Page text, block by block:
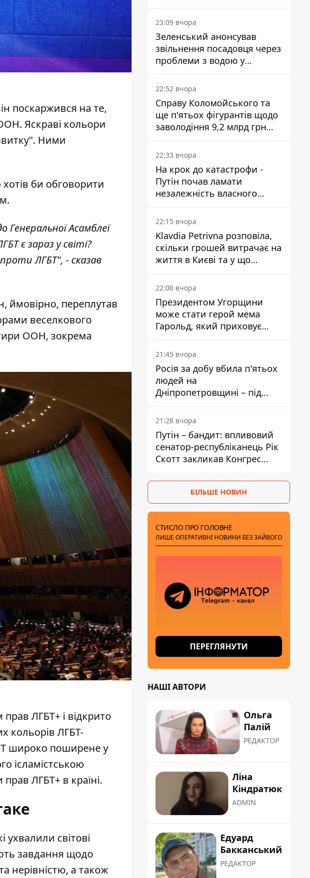
поскаржився на те,
. Яскраві кольори
Ними
би обговорити
Асамблеї
є зараз у світі?
ЛГБТ", - сказав
ймовірно, переплутав
веселкового
ООН, зокрема
ЛГБТ+ і відкрито
кольорів ЛГБТ-
широко поширене у
ісламістською
ЛГБТ+ в країні.
ухвалили світові
завдання щодо
нерівністю, а також
субсидії з рахунку в
Ощадбанку - яким було
рішення
23:09 вчора
Зеленський анонсував
звільнення посадовця через
проблеми з водою у
Марганці
22:52 вчора
Справу Коломойського та
ще п'ятьох фігурантів щодо
заволодіння 9,2 млрд грн
ПриватБанку скерували до
суду
22:33 вчора
На крок до катастрофи -
Путін почав ламати
незалежність власного
Центробанку, змусивши
знизити базову ставку
22:15 вчора
Klavdia Petrivna розповіла,
скільки грошей витрачає на
життя в Києві та у що
вкладає мільйони
22:00 вчора
Президентом Угорщини
може стати герой мема
Гарольд, який приховує
біль – він очолив народне
голосування
21:45 вчора
Росія за добу вбила п'ятьох
людей на
Дніпропетровщині – під
ударами опинилися п'ять
районів області
21:28 вчора
Путін – бандит: впливовий
сенатор-республіканець Рік
Скотт закликав Конгрес
відповідальності за війну в
БІЛЬШЕ НОВИН
СТИСЛО ПРО ГОЛОВНЕ
ЛИШЕ ОПЕРАТИВНІ НОВИНИ БЕЗ ЗАЙВОГО
ПЕРЕГЛЯНУТИ
НАШІ АВТОРИ
Ольга
Палій
РЕДАКТОР
Ліна
Кіндратюк
ADMIN
Едуард
Бакканський
РЕДАКТОР